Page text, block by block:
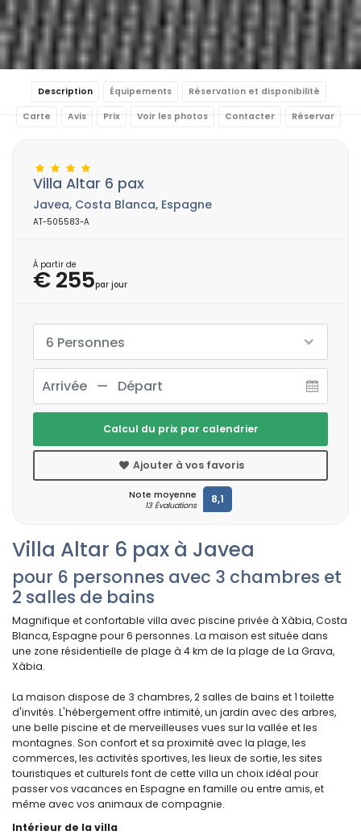
Description Équipements Réservation et disponibilité
Carte Avis Prix Voir les photos Contacter Réservar
Villa Altar 6 pax à Javea
pour 6 personnes avec 3 chambres et
2 salles de bains
Magnifique et confortable villa avec piscine privée à Xàbia, Costa
Blanca, Espagne pour 6 personnes. La maison est située dans
une zone résidentielle de plage à 4 km de la plage de La Grava,
Xàbia.
La maison dispose de 3 chambres, 2 salles de bains et 1 toilette
d'invités. L'hébergement offre intimité, un jardin avec des arbres,
une belle piscine et de merveilleuses vues sur la vallée et les
montagnes. Son confort et sa proximité avec la plage, les
commerces, les activités sportives, les lieux de sortie, les sites
touristiques et culturels font de cette villa un choix idéal pour
passer vos vacances en Espagne en famille ou entre amis, et
même avec vos animaux de compagnie.
Intérieur de la villa
Villa Altar 6 pax
Javea, Costa Blanca, Espagne
AT-505583-A
À partir de
€ 255par jour
6 Personnes
Calcul du prix par calendrier
Ajouter à vos favoris
Note moyenne
13 Évaluations 8,1